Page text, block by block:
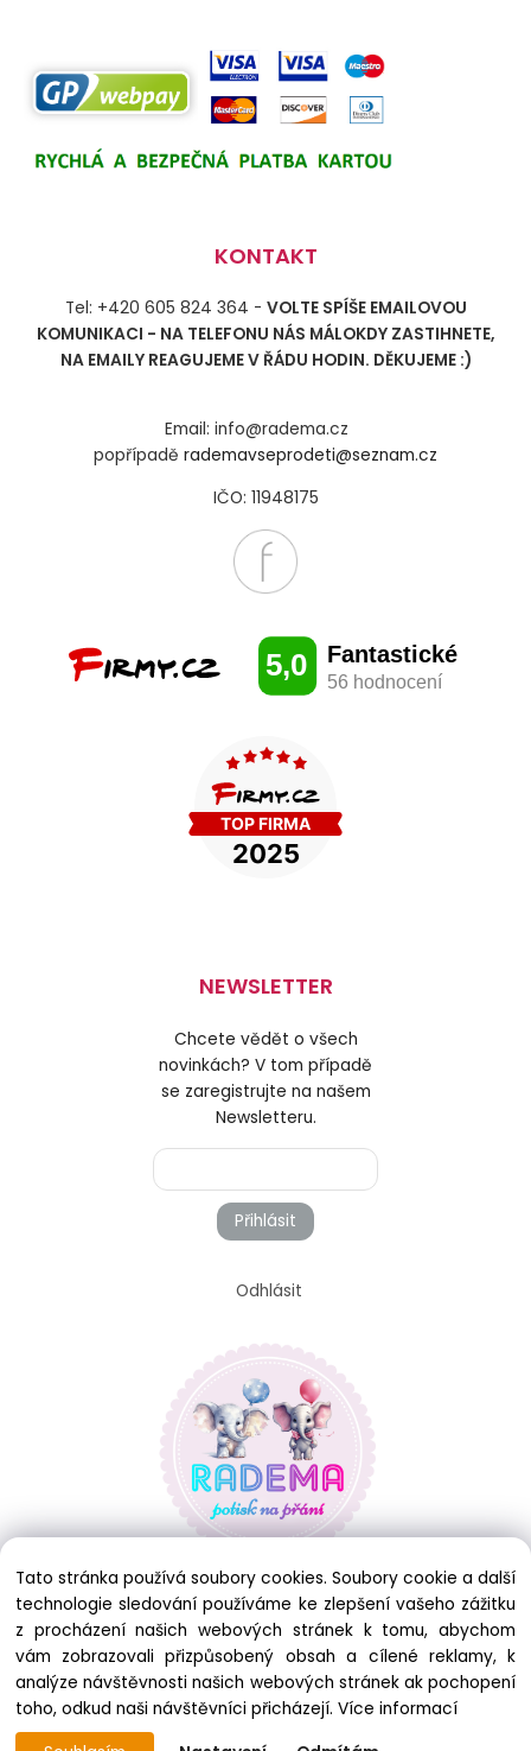
KONTAKT
Tel: +420 605 824 364 - VOLTE SPÍŠE EMAILOVOU
KOMUNIKACI - NA TELEFONU NÁS MÁLOKDY ZASTIHNETE,
NA EMAILY REAGUJEME V ŘÁDU HODIN. DĚKUJEME :)
Email: info@radema.cz
popřípadě rademavseprodeti@seznam.cz
IČO: 11948175
NEWSLETTER
Chcete vědět o všech
novinkách? V tom případě
se zaregistrujte na našem
Newsletteru.
Přihlásit
Odhlásit
Tato stránka používá soubory cookies. Soubory cookie a další
technologie sledování používáme ke zlepšení vašeho zážitku
z procházení našich webových stránek k tomu, abychom
vám zobrazovali přizpůsobený obsah a cílené reklamy, k
analýze návštěvnosti našich webových stránek ak pochopení
toho, odkud naši návštěvníci přicházejí. Více informací